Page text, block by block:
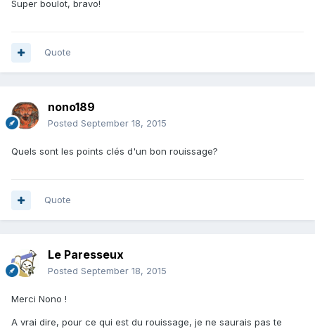
Super boulot, bravo!
Quote
nono189
Posted September 18, 2015
Quels sont les points clés d'un bon rouissage?
Quote
Le Paresseux
Posted September 18, 2015
Merci Nono !
A vrai dire, pour ce qui est du rouissage, je ne saurais pas te